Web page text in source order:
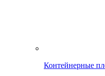
Контейнерные